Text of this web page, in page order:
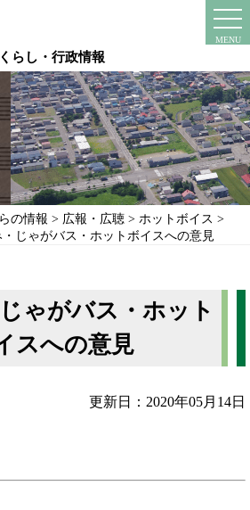
くらし・行政情報
MENU
の情報 > 広報・広聴> ホットボイス >
じゃがバス・ホットボイスへの意見
ゃがバス・ホット
スへの意見
更新日：2020年05月14日